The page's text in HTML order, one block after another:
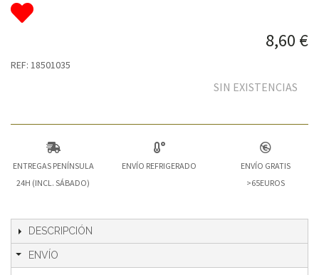
8,60 €
REF: 18501035
SIN EXISTENCIAS
ENTREGAS PENÍNSULA
24H (INCL. SÁBADO)
ENVÍO REFRIGERADO
ENVÍO GRATIS
>65EUROS
DESCRIPCIÓN
ENVÍO